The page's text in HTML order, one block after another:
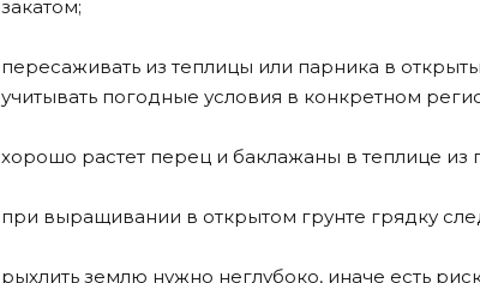
закатом;
пересаживать из теплицы или парника в
учитывать погодные условия в конкретном
хорошо растет перец и баклажаны в теплице из
при выращивании в открытом грунте грядку
рыхлить землю нужно неглубоко, иначе есть